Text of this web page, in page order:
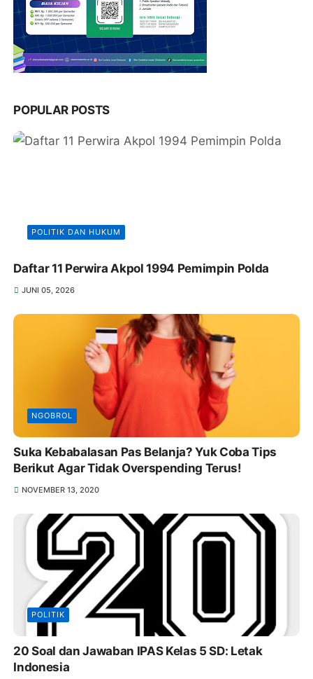
POPULAR POSTS
POLITIK DAN HUKUM
Daftar 11 Perwira Akpol 1994 Pemimpin Polda
JUNI 05, 2026
NGOBROL
Suka Kebabalasan Pas Belanja? Yuk Coba Tips
Berikut Agar Tidak Overspending Terus!
NOVEMBER 13, 2020
POLITIK
20 Soal dan Jawaban IPAS Kelas 5 SD: Letak
Indonesia